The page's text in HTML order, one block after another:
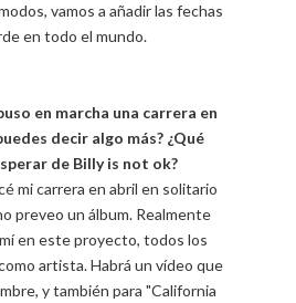
vamos a añadir las fechas
en todo el mundo.
en marcha una carrera en
decir algo más? ¿Qué
de Billy is not ok?
mi carrera en abril en solitario
preveo un álbum. Realmente
en este proyecto, todos los
artista. Habrá un vídeo que
y también para "California